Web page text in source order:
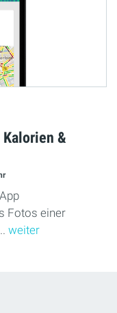
&
Fotos einer
weiter